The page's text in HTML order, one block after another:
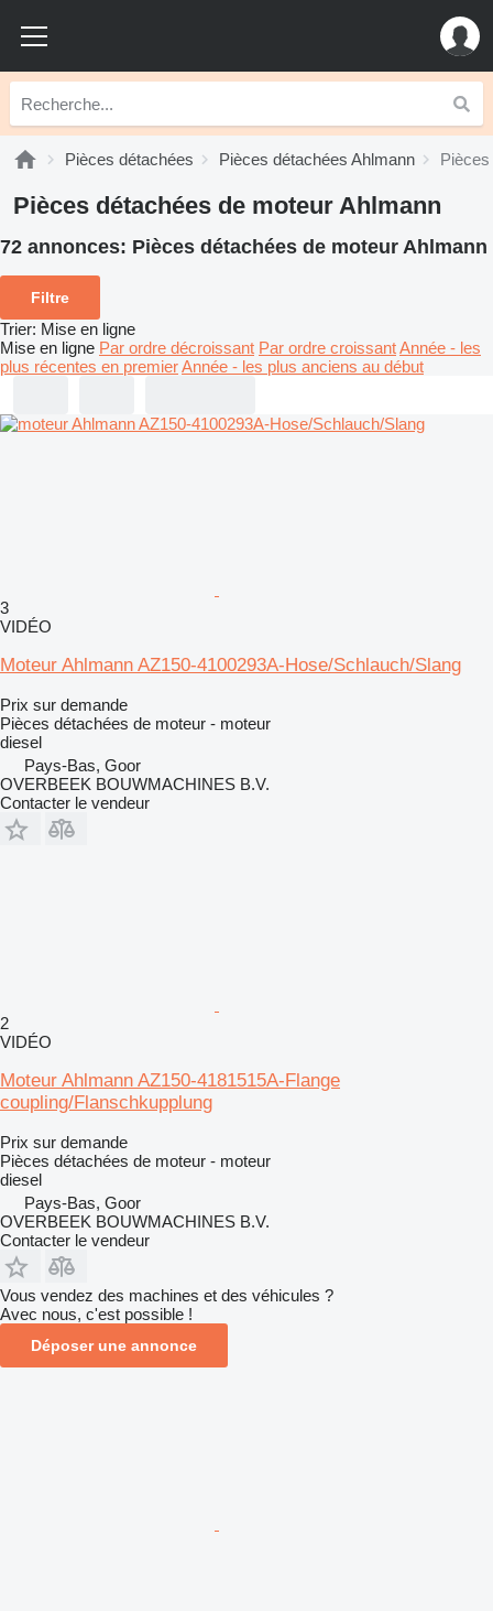
Pièces détachées Pièces détachées Ahlmann
Pièces détachées de moteur Ahlmann
72 annonces: Pièces détachées de moteur Ahlmann
Filtre
Trier: Mise en ligne
Mise en ligne Par ordre décroissant Par ordre croissantAnnée - les
plus récentes en premierAnnée - les plus anciens au début
3
VIDÉO
Moteur Ahlmann AZ150-4100293A-Hose/Schlauch/Slang
Prix sur demande
Pièces détachées de moteur - moteur
diesel
Pays-Bas, Goor
OVERBEEK BOUWMACHINES B.V.
Contacter le vendeur
2
VIDÉO
Moteur Ahlmann AZ150-4181515A-Flange
coupling/Flanschkupplung
Prix sur demande
Pièces détachées de moteur - moteur
diesel
Pays-Bas, Goor
OVERBEEK BOUWMACHINES B.V.
Contacter le vendeur
Vous vendez des machines et des véhicules ?
Avec nous, c'est possible !
Déposer une annonce